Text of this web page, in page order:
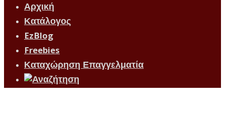
Αρχική
Κατάλογος
EzBlog
Freebies
Καταχώρηση Επαγγελματία